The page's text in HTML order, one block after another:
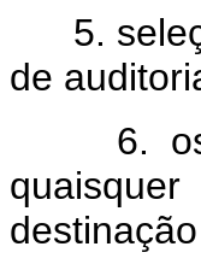
5.
de
6.